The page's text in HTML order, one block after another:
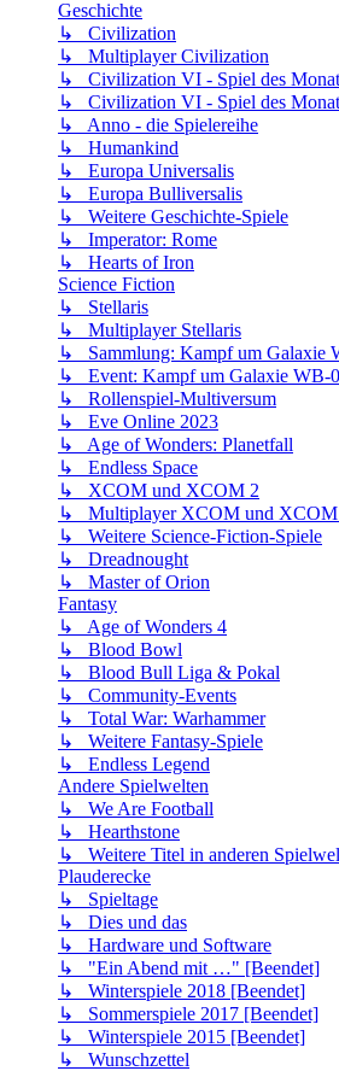
Geschichte
↳ Civilization
↳ Multiplayer Civilization
↳ Civilization VI - Spiel des
↳ Civilization VI - Spiel des
↳ Anno - die Spielereihe
↳ Humankind
↳ Europa Universalis
↳ Europa Bulliversalis
↳ Weitere Geschichte-Spiele
↳ Imperator: Rome
↳ Hearts of Iron
Science Fiction
↳ Stellaris
↳ Multiplayer Stellaris
↳ Sammlung: Kampf um Galaxie
↳ Event: Kampf um Galaxie WB-
↳ Rollenspiel-Multiversum
↳ Eve Online 2023
↳ Age of Wonders: Planetfall
↳ Endless Space
↳ XCOM und XCOM 2
↳ Multiplayer XCOM und XCOM
↳ Weitere Science-Fiction-Spiele
↳ Dreadnought
↳ Master of Orion
Fantasy
↳ Age of Wonders 4
↳ Blood Bowl
↳ Blood Bull Liga & Pokal
↳ Community-Events
↳ Total War: Warhammer
↳ Weitere Fantasy-Spiele
↳ Endless Legend
Andere Spielwelten
↳ We Are Football
↳ Hearthstone
↳ Weitere Titel in anderen
Plauderecke
↳ Spieltage
↳ Dies und das
↳ Hardware und Software
↳ "Ein Abend mit …" [Beendet]
↳ Winterspiele 2018 [Beendet]
↳ Sommerspiele 2017 [Beendet]
↳ Winterspiele 2015 [Beendet]
↳ Wunschzettel